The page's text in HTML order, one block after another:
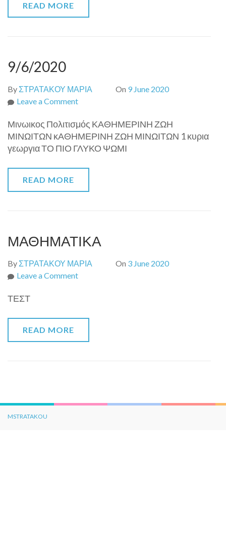
READ MORE
9/6/2020
By ΣΤΡΑΤΑΚΟΥ ΜΑΡΙΑ On 9 June 2020
Leave a Commenton
Μινωικος Πολιτισμός ΚΑΘΗΜΕΡΙΝΗ ΖΩΗ
ΜΙΝΩΙΤΩΝ κΑΘΗΜΕΡΙΝΗ ΖΩΗ ΜΙΝΩΙΤΩΝ 1 κυρια
γεωργια ΤΟ ΠΙΟ ΓΛΥΚΟ ΨΩΜΙ
READ MORE
ΜΑΘΗΜΑΤΙΚΑ
By ΣΤΡΑΤΑΚΟΥ ΜΑΡΙΑ On 3 June 2020
Leave a Commenton
ΤΕΣΤ
READ MORE
MSTRATAKOU